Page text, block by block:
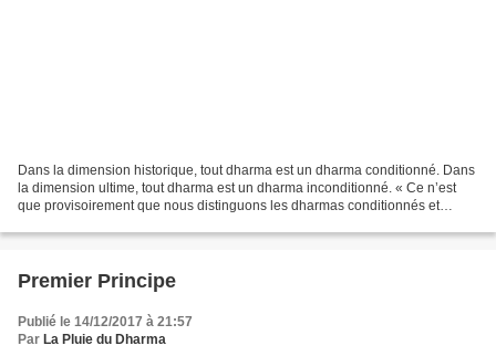
Dans la dimension historique, tout dharma est un dharma conditionné. Dans
la dimension ultime, tout dharma est un dharma inconditionné. « Ce n’est
que provisoirement que nous distinguons les dharmas conditionnés et
Premier Principe
Publié le 14/12/2017 à 21:57
Par La Pluie du Dharma